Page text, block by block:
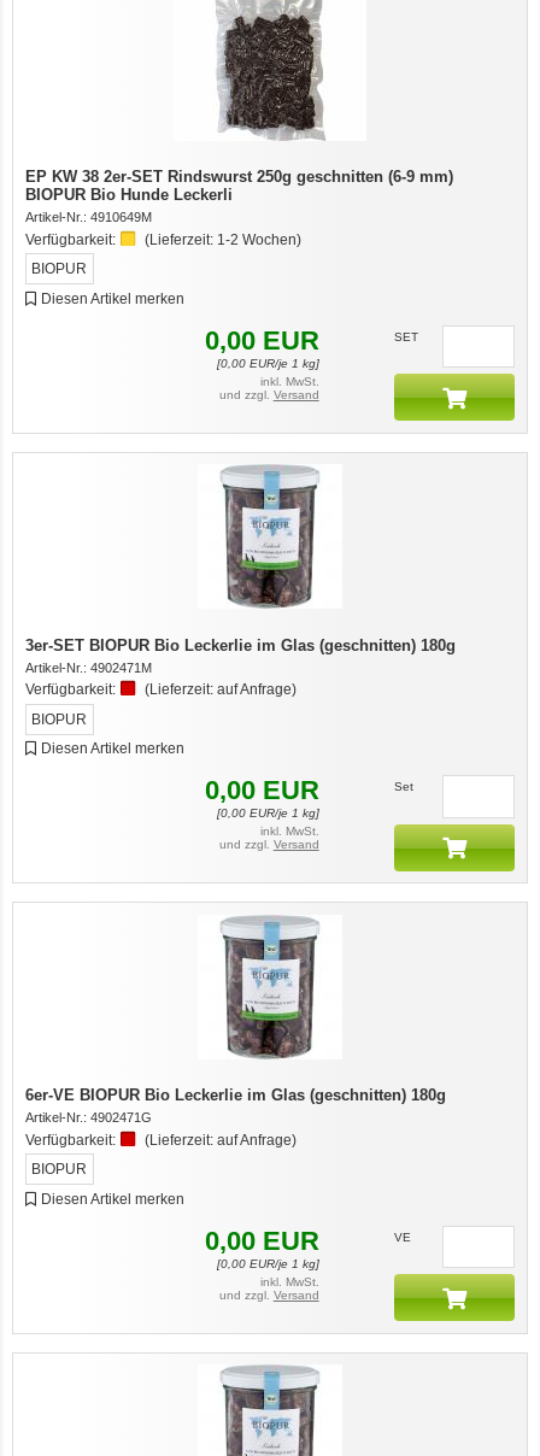
EP KW 38 2er-SET Rindswurst 250g geschnitten (6-9 mm)
BIOPUR Bio Hunde Leckerli
Artikel-Nr.: 4910649M
Verfügbarkeit: (Lieferzeit: 1-2 Wochen)
BIOPUR
Diesen Artikel merken
0,00 EUR
[0,00EUR/je 1 kg]
inkl. MwSt.
und zzgl. Versand
SET
3er-SET BIOPUR Bio Leckerlie im Glas (geschnitten) 180g
Artikel-Nr.: 4902471M
Verfügbarkeit: (Lieferzeit:auf Anfrage)
BIOPUR
Diesen Artikel merken
0,00 EUR
[0,00EUR/je 1 kg]
inkl. MwSt.
und zzgl. Versand
Set
6er-VE BIOPUR Bio Leckerlie im Glas (geschnitten) 180g
Artikel-Nr.: 4902471G
Verfügbarkeit: (Lieferzeit:auf Anfrage)
BIOPUR
Diesen Artikel merken
0,00 EUR
[0,00EUR/je 1 kg]
inkl. MwSt.
und zzgl. Versand
VE